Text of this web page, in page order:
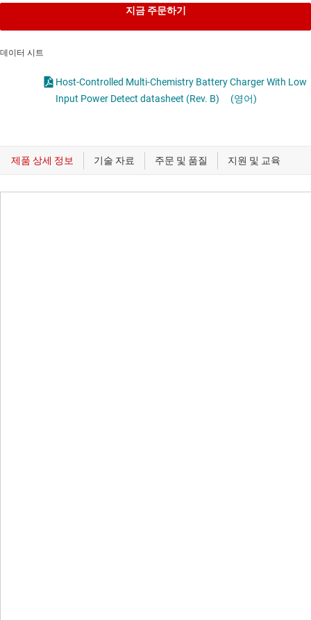
지금 주문하기
데이터 시트
Host-Controlled Multi-Chemistry Battery Charger With Low
Input Power Detect datasheet (Rev. B)
(영어)